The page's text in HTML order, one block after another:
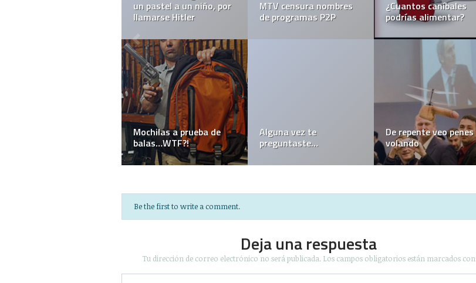
un pastel a un niño, por
llamarse Hitler
MTV censura nombres
de programas P2P
¿Cuantos caníbales
podrías alimentar?
Mochilas a prueba de
balas…WTF?!
Alguna vez te
preguntaste…
De repente veo penes
volando
Be the first to write a comment.
Deja una respuesta
Tu dirección de correo electrónico no será publicada. Los campos obligatorios están marcados con